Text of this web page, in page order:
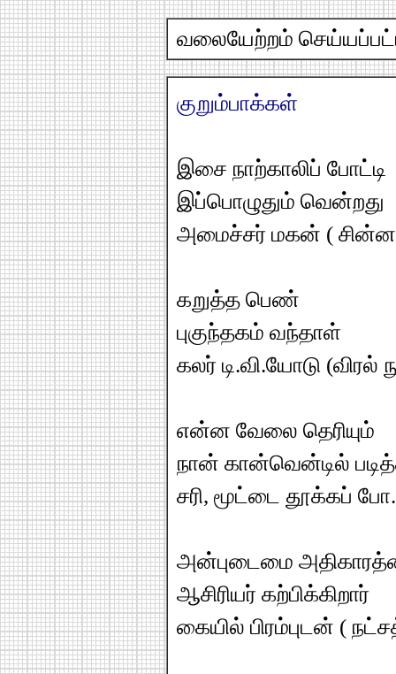
வலையேற்றம்
குறும்பாக்கள்
இசை நாற்காலிப் போட்டி
இப்பொழுதும் வென்றது
அமைச்சர் மகன் ( சின்ன
கறுத்த பெண்
புகுந்தகம் வந்தாள்
கலர் டி.வி.யோடு
என்ன வேலை தெரியும்
நான் கான்வென்டில்
சரி, மூட்டை தூக்கப்
அன்புடைமை
ஆசிரியர் கற்பிக்கிறார்
கையில் பிரம்புடன் (